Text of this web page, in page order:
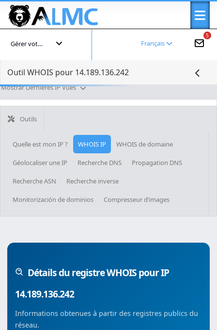
5
Français
Gérer votre compte
Outil WHOIS pour 14.189.136.242
Mostrar Dernières IP Vues
Outils
Quelle est mon IP ? WHOIS IP WHOIS de domaine
Géolocaliser une IP Recherche DNS Propagation DNS
Recherche ASN Recherche inverse
Monitorización de dominios Compresseur d’images
Détails du registre WHOIS pour IP
14.189.136.242
Informations obtenues à partir des registres publics du
réseau.